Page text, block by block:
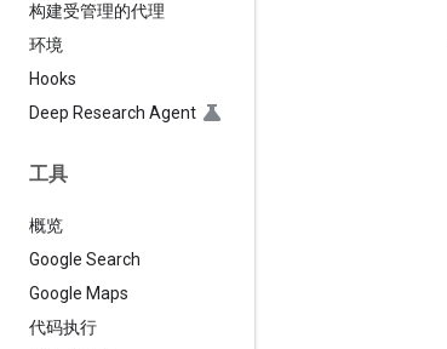
构建受管理的代理
环境
Hooks
Deep Research Agent
工具
概览
Google Search
Google Maps
代码执行